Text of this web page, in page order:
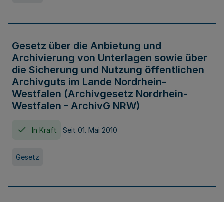
Gesetz über die Anbietung und
Archivierung von Unterlagen sowie über
die Sicherung und Nutzung öffentlichen
Archivguts im Lande Nordrhein-
Westfalen (Archivgesetz Nordrhein-
Westfalen - ArchivG NRW)
In Kraft Seit 01. Mai 2010
Gesetz